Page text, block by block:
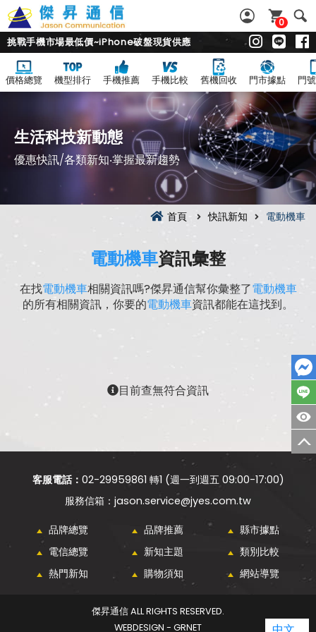
0
挑戰手機市場最低價~iPhone破盤現貨供應
價格總覽 機型排行 手機推薦 手機比較 舊機回收 門市據點 門
生活科技新動態
優惠快訊/各類新知‧掌握最新趨勢
首頁 快訊新知 電動機車
電動機車資訊彙整
在找電動機車相關資訊嗎?傑昇通信幫你彙整了電動機車
的所有相關資訊，你要的電動機車資訊都能在這找到。
目前查無符合資訊
客服電話： 02-29959861 轉1 (週一到週五 09:00-17:00)
jason.service@jyes.com.tw
品牌總覽 品牌推薦
縣市據點
電信總覽
新知主題
類別比較
熱門新知
購物須知 網站導覽
傑昇通信 ALL RIGHTS RESERVED.
WEBDESIGN - GRNET